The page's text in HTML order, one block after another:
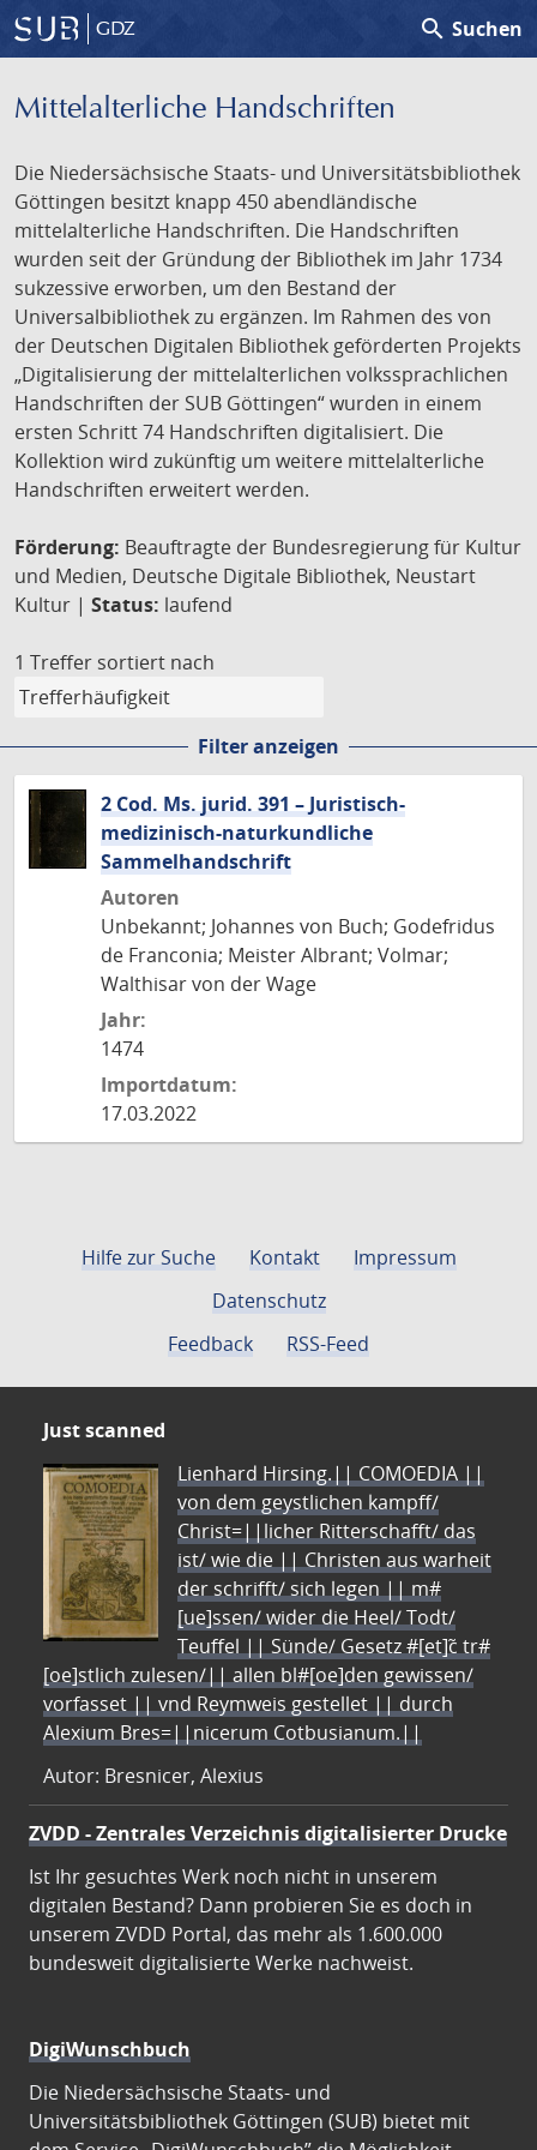
GDZ search Suchen
Mittelalterliche Handschriften
Die Niedersächsische Staats- und Universitätsbibliothek
Göttingen besitzt knapp 450 abendländische
mittelalterliche Handschriften. Die Handschriften
wurden seit der Gründung der Bibliothek im Jahr 1734
sukzessive erworben, um den Bestand der
Universalbibliothek zu ergänzen. Im Rahmen des von
der Deutschen Digitalen Bibliothek geförderten Projekts
„Digitalisierung der mittelalterlichen volkssprachlichen
Handschriften der SUB Göttingen“ wurden in einem
ersten Schritt 74 Handschriften digitalisiert. Die
Kollektion wird zukünftig um weitere mittelalterliche
Handschriften erweitert werden.
Förderung: Beauftragte der Bundesregierung für Kultur
und Medien, Deutsche Digitale Bibliothek, Neustart
Kultur | Status: laufend
1 Treffer sortiert nach
Filter anzeigen
2 Cod. Ms. jurid. 391 – Juristisch-
medizinisch-naturkundliche
Sammelhandschrift
Autoren
Unbekannt; Johannes von Buch; Godefridus
de Franconia; Meister Albrant; Volmar;
Walthisar von der Wage
Jahr:
1474
Importdatum:
17.03.2022
Hilfe zur Suche Kontakt
Impressum
Datenschutz
Feedback
RSS-Feed
Just scanned
Lienhard Hirsing.|| COMOEDIA ||
von dem geystlichen kampff/
Christ=||licher Ritterschafft/ das
ist/ wie die || Christen aus warheit
der schrifft/ sich legen || m#
[ue]ssen/ wider die Heel/ Todt/
Teuffel || Sünde/ Gesetz #[et]c̃ tr#
[oe]stlich zulesen/|| allen bl#[oe]den gewissen/
vorfasset || vnd Reymweis gestellet || durch
Alexium Bres=||nicerum Cotbusianum.||
Autor: Bresnicer, Alexius
ZVDD - Zentrales Verzeichnis digitalisierter Drucke
Ist Ihr gesuchtes Werk noch nicht in unserem
digitalen Bestand? Dann probieren Sie es doch in
unserem ZVDD Portal, das mehr als 1.600.000
bundesweit digitalisierte Werke nachweist.
DigiWunschbuch
Die Niedersächsische Staats- und
Universitätsbibliothek Göttingen (SUB) bietet mit